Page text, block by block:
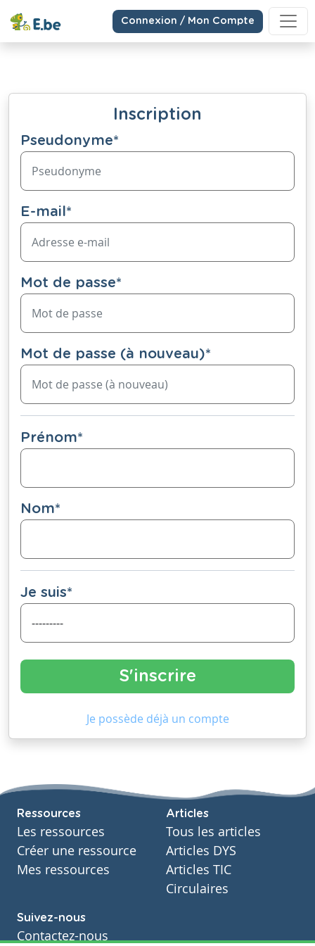
Connexion / Mon Compte
Inscription
Pseudonyme*
E-mail*
Mot de passe*
Mot de passe (à nouveau)*
Prénom*
Nom*
Je suis*
Je possède déjà un compte
Ressources
Les ressources
Créer une ressource
Mes ressources
Articles
Tous les articles
Articles DYS
Articles TIC
Circulaires
Suivez-nous
Contactez-nous